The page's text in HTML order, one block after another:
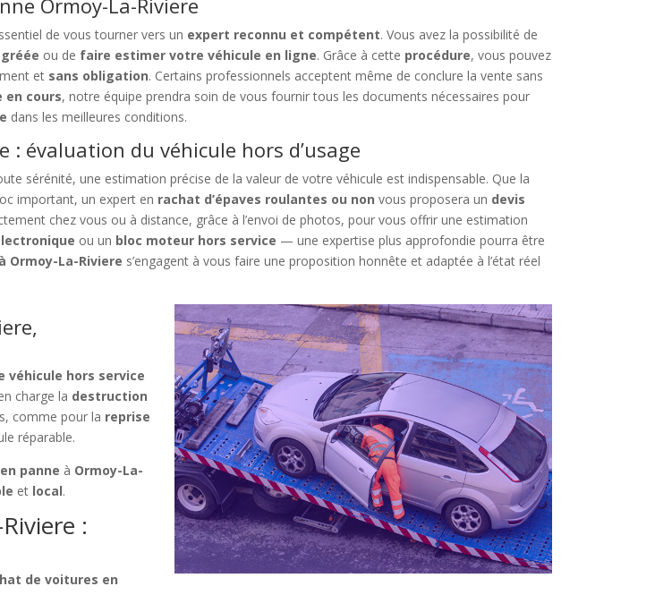
de vous tourner vers un expert reconnu et compétent. Vous avez la possibilité de
ou de faire estimer votre véhicule en ligne. Grâce à cette procédure, vous pouvez
et sans obligation. Certains professionnels acceptent même de conclure la vente sans
en cours, notre équipe prendra soin de vous fournir tous les documents nécessaires pour
dans les meilleures conditions.
: évaluation du véhicule hors d’usage
sérénité, une estimation précise de la valeur de votre véhicule est indispensable. Que la
important, un expert en rachat d’épaves roulantes ou non vous proposera un devis
chez vous ou à distance, grâce à l’envoi de photos, pour vous offrir une estimation
ou un bloc moteur hors service — une expertise plus approfondie pourra être
Ormoy-La-Riviere s’engagent à vous faire une proposition honnête et adaptée à l’état réel
véhicule hors service
charge la destruction
comme pour la reprise
réparable.
panne à Ormoy-La-
et local.
:
de voitures en